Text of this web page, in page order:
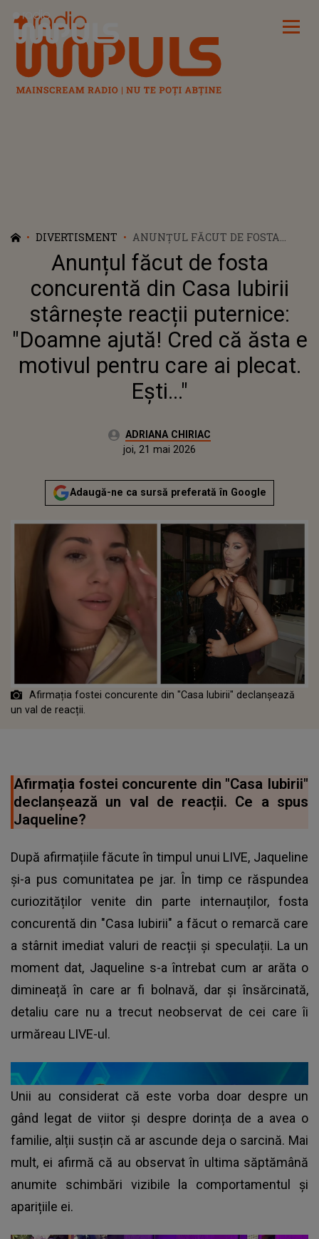
Radio Impuls
DIVERTISMENT
ANUNȚUL FĂCUT DE FOSTA
CONCURENTĂ DIN CASA IUBIRII
STÂRNEȘTE REACȚII PUTERNICE:
"DOAMNE AJUTĂ! CRED CĂ ĂSTA
E MOTIVUL PENTRU CARE AI
PLECAT. EȘTI..."
Anunțul făcut de fosta
concurentă din Casa Iubirii
stârnește reacții puternice:
"Doamne ajută! Cred că ăsta e
motivul pentru care ai plecat.
Ești..."
Autor:ADRIANA CHIRIAC
Actualizat:
joi, 21 mai 2026
Adaugă-ne ca sursă preferată în Google
Afirmația fostei concurente din "Casa Iubirii" declanșează
un val de reacții.
Afirmația fostei concurente din "Casa Iubirii"
declanșează un val de reacții. Ce a spus
Jaqueline?
După afirmațiile făcute în timpul unui LIVE, Jaqueline
și-a pus comunitatea pe jar. În timp ce răspundea
curiozităților venite din parte internauților, fosta
concurentă din "Casa Iubirii" a făcut o remarcă care
a stârnit imediat valuri de reacții și speculații. La un
moment dat, Jaqueline s-a întrebat cum ar arăta o
dimineață în care ar fi bolnavă, dar și însărcinată,
detaliu care nu a trecut neobservat de cei care îi
urmăreau LIVE-ul.
Unii au considerat că este vorba doar despre un
gând legat de viitor și despre dorința de a avea o
familie, alții susțin că ar ascunde deja o sarcină. Mai
mult, ei afirmă că au observat în ultima săptămână
anumite schimbări vizibile la comportamentul și
aparițiile ei.